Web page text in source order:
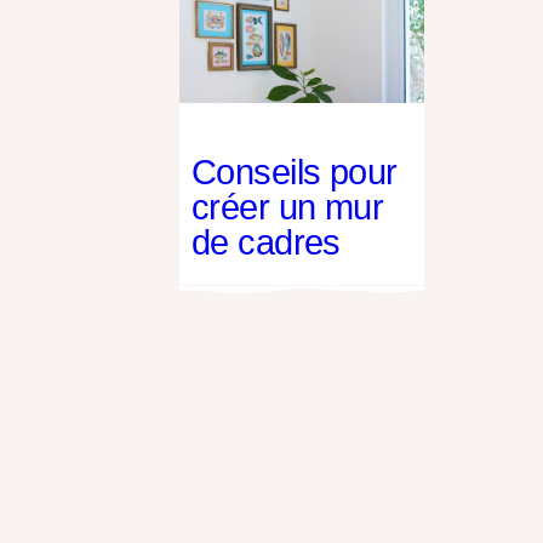
Conseils pour
créer un mur
de cadres